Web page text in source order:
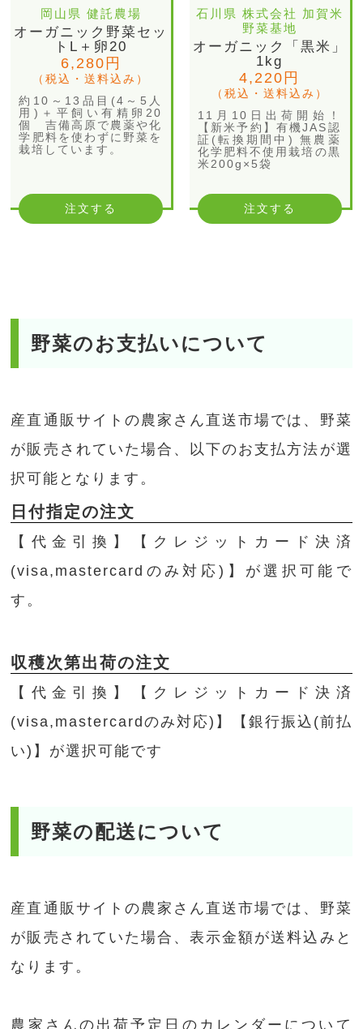
岡山県 健託農場
オーガニック野菜セッ
トL＋卵20
6,280円
（税込・送料込み）
約10～13品目(4～5人
用)＋平飼い有精卵20
個 吉備高原で農薬や化
学肥料を使わずに野菜を
栽培しています。
注文する
石川県 株式会社 加賀米
野菜基地
オーガニック「黒米」
1kg
4,220円
（税込・送料込み）
11月10日出荷開始！
【新米予約】有機JAS認
証(転換期間中) 無農薬
化学肥料不使用栽培の黒
米200g×5袋
注文する
野菜のお支払いについて
産直通販サイトの農家さん直送市場では、野菜
が販売されていた場合、以下のお支払方法が選
択可能となります。
日付指定の注文
【代金引換】【クレジットカード決済
(visa,mastercardのみ対応)】が選択可能で
す。
収穫次第出荷の注文
【代金引換】【クレジットカード決済
(visa,mastercardのみ対応)】【銀行振込(前払
い)】が選択可能です
野菜の配送について
産直通販サイトの農家さん直送市場では、野菜
が販売されていた場合、表示金額が送料込みと
なります。
農家さんの出荷予定日のカレンダーについて